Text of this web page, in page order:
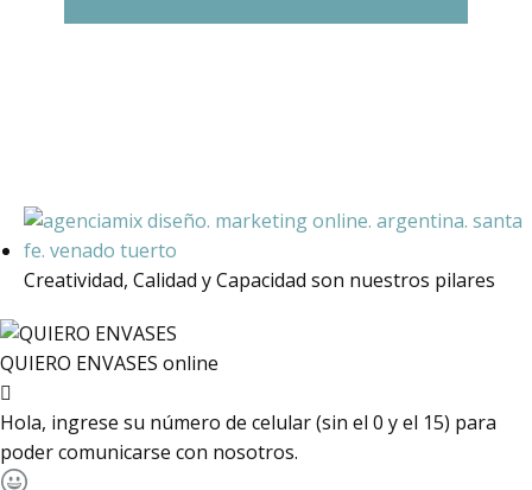
Creatividad, Calidad y Capacidad son nuestros pilares
QUIERO ENVASES online
Hola, ingrese su número de celular (sin el 0 y el 15) para
poder comunicarse con nosotros.